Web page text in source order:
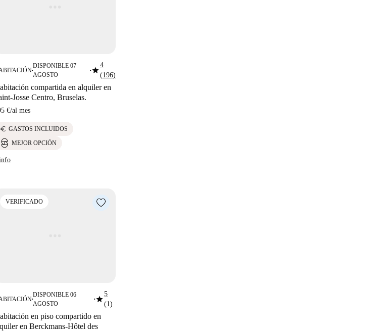
■
DISPONIBLE 07
AGOSTO
■star4
(196)
compartida en alquiler en
Josse Centro, Bruselas.
€/al mes
euro GASTOS INCLUIDOS
MEJOR OPCIÓN
VERIFICADO
■
DISPONIBLE 06
AGOSTO
■star5
(1)
en piso compartido en
en Berckmans-Hôtel des